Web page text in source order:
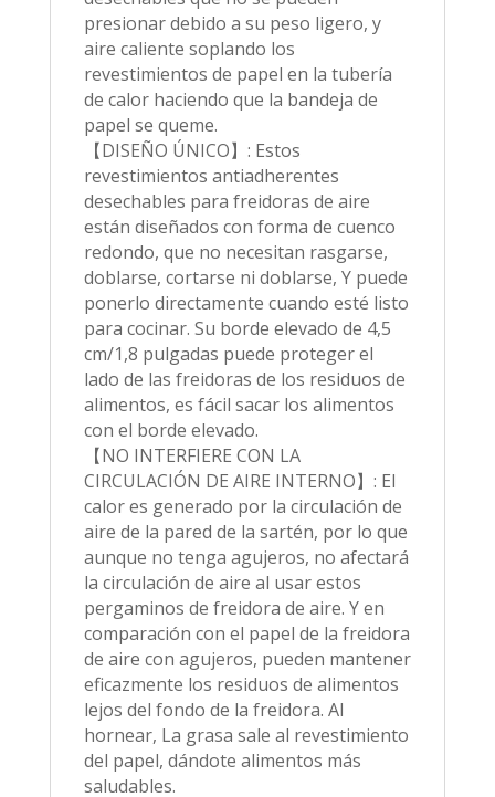
presionar debido a su peso ligero, y
aire caliente soplando los
revestimientos de papel en la tubería
de calor haciendo que la bandeja de
papel se queme.
【DISEÑO ÚNICO】: Estos
revestimientos antiadherentes
desechables para freidoras de aire
están diseñados con forma de cuenco
redondo, que no necesitan rasgarse,
doblarse, cortarse ni doblarse, Y puede
ponerlo directamente cuando esté listo
para cocinar. Su borde elevado de 4,5
cm/1,8 pulgadas puede proteger el
lado de las freidoras de los residuos de
alimentos, es fácil sacar los alimentos
con el borde elevado.
【NO INTERFIERE CON LA
CIRCULACIÓN DE AIRE INTERNO】: El
calor es generado por la circulación de
aire de la pared de la sartén, por lo que
aunque no tenga agujeros, no afectará
la circulación de aire al usar estos
pergaminos de freidora de aire. Y en
comparación con el papel de la freidora
de aire con agujeros, pueden mantener
eficazmente los residuos de alimentos
lejos del fondo de la freidora. Al
hornear, La grasa sale al revestimiento
del papel, dándote alimentos más
saludables.